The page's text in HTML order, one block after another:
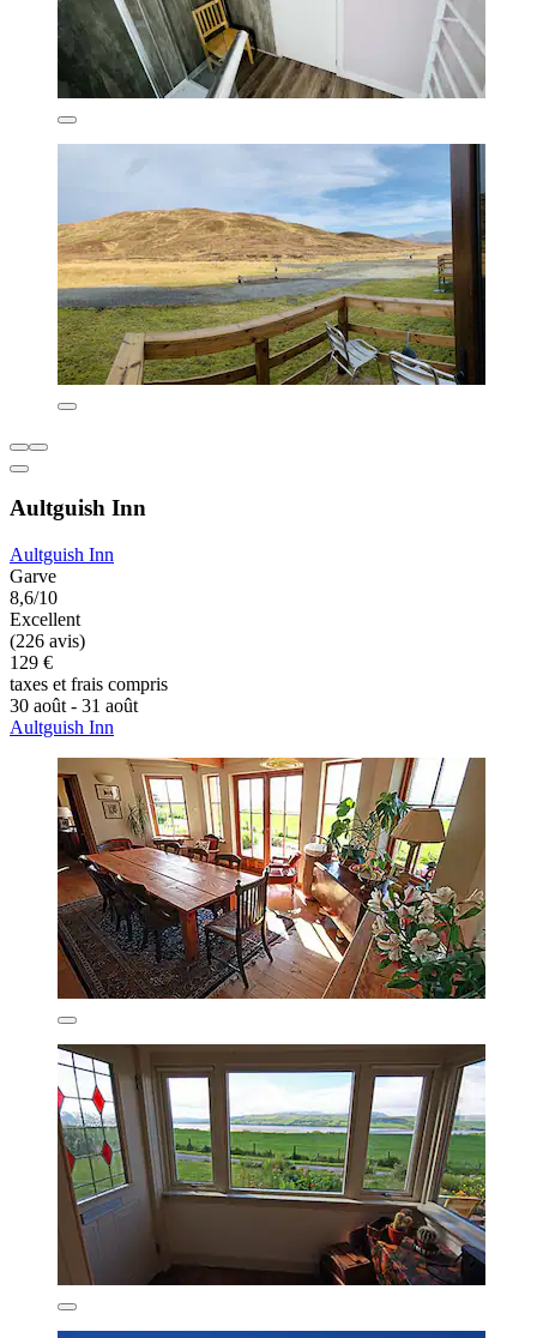
Aultguish Inn
Aultguish Inn
Garve
8,6/10
Excellent
(226 avis)
129 €
taxes et frais compris
30 août - 31 août
Aultguish Inn